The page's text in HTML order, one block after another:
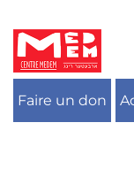
contenu
Faire un don